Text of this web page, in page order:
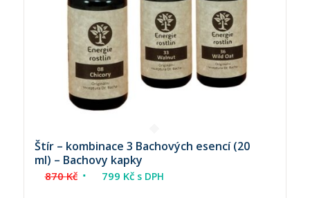
Štír – kombinace 3 Bachových esencí (20
ml) – Bachovy kapky
870Kč Původní
799 KčAktuální
s DPH